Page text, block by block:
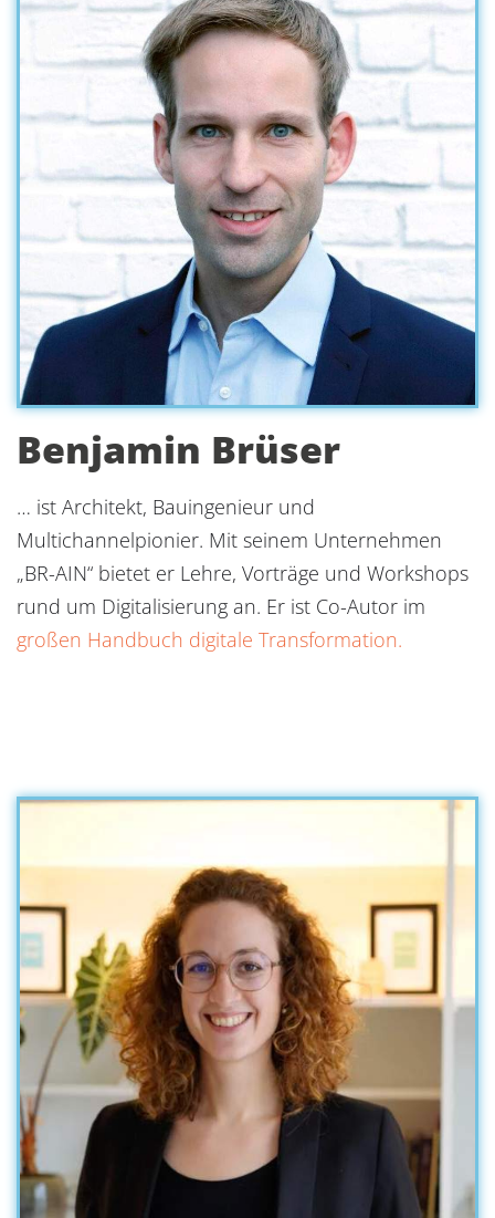
Benjamin Brüser
… ist Architekt, Bauingenieur und
Multichannelpionier. Mit seinem Unternehmen
„BR-AIN“ bietet er Lehre, Vorträge und Workshops
rund um Digitalisierung an. Er ist Co-Autor im
großen Handbuch digitale Transformation.